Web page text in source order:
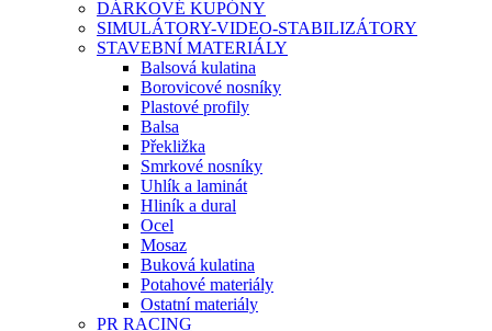
DÁRKOVÉ KUPÓNY
SIMULÁTORY-VIDEO-STABILIZÁTORY
STAVEBNÍ MATERIÁLY
Balsová kulatina
Borovicové nosníky
Plastové profily
Balsa
Překližka
Smrkové nosníky
Uhlík a laminát
Hliník a dural
Ocel
Mosaz
Buková kulatina
Potahové materiály
Ostatní materiály
PR RACING